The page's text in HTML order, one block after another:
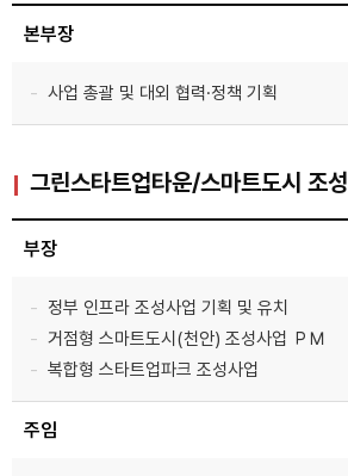
본부장
사업 총괄 및 대외 협력·정책 기획
그린스타트업타운/스마트도시 조성
부장
정부 인프라 조성사업 기획 및 유치
거점형 스마트도시(천안) 조성사업 ＰＭ
복합형 스타트업파크 조성사업
주임